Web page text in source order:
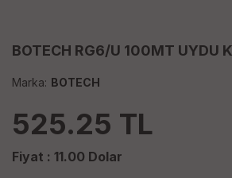
BOTECH RG6/U 100MT UYDU
Marka: BOTECH
525.25 TL
Fiyat : 11.00 Dolar